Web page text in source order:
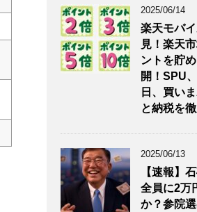
2025/06/14
楽天モバ
見！楽天
ントを貯
開！SPU
日、買い
と納税を
2025/06/13
【速報】
全員に2万
か？参院